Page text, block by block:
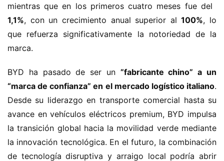
u
e
v
a
e
e
r
g
í
a
mientras que en los primeros cuatro meses fue del ​
1,1%​​, con un crecimiento anual superior al ​​100%​​, lo
que refuerza significativamente la notoriedad de la
marca.
BYD ha pasado de ser un ​ ​”fabricante chino” a un
“marca de confianza” en el mercado logístico italiano​​.
Desde su liderazgo en transporte comercial hasta su
avance en vehículos eléctricos premium, BYD impulsa
la transición global hacia la movilidad verde mediante
la innovación tecnológica. En el futuro, la combinación
de tecnología disruptiva y arraigo local podría abrir